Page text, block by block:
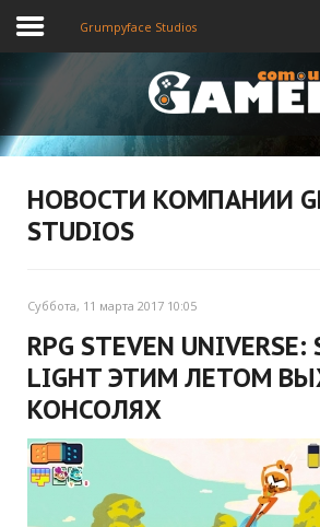
Главная
Видео
Grumpyface Studios
НОВОСТИ КОМПАНИИ
STUDIOS
Суббота, 11 марта 2017 10:05
RPG STEVEN UNIVERSE:
LIGHT ЭТИМ ЛЕТОМ
КОНСОЛЯХ